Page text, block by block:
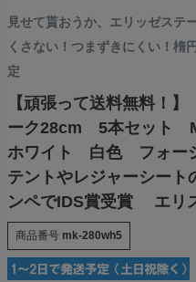
見せて貰おうか、エリッゼステ
くさない！つまずきにくい！楕
定
【頑張って送料無料
ーク28cm 5本セット
ホワイト 白色 フォー
テントやレジャーシート
ンペでIDS賞受賞 エリ
商品番号 mk-280wh5